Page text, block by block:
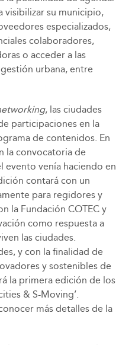
visibilizar su municipio,
especializados,
colaboradores,
o acceder a las
urbana, entre
, las ciudades
participaciones en la
de contenidos. En
la convocatoria de
evento venía haciendo en
contará con un
para regidores y
la Fundación COTEC y
como respuesta a
las ciudades.
y con la finalidad de
y sostenibles de
la primera edición de los
& S-Moving’.
más detalles de la